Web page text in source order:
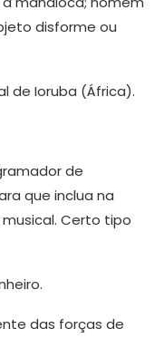
disforme ou
de Ioruba (África).
de
que inclua na
Certo tipo
das forças de